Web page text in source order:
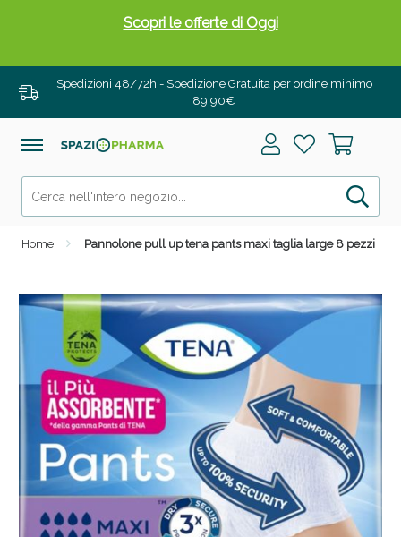
Spedizioni 48/72h - Spedizione Gratuita per ordine minimo
89,90€
Home Pannolone pull up tena pants maxi taglia large 8 pezzi
Scopri le offerte di Oggi
Drenanti e Pancia Piatta: Sconti fino al 55% validi
solo per OGGI!